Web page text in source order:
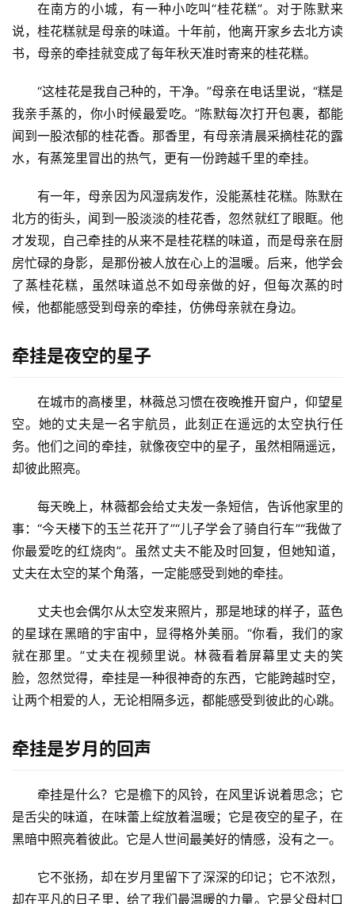
在南方的小城，有一种小吃叫“桂花糕”。对于陈默来
说，桂花糕就是母亲的味道。十年前，他离开家乡去北方读
书，母亲的牵挂就变成了每年秋天准时寄来的桂花糕。
“这桂花是我自己种的，干净。”母亲在电话里说，“糕是
我亲手蒸的，你小时候最爱吃。”陈默每次打开包裹，都能
闻到一股浓郁的桂花香。那香里，有母亲清晨采摘桂花的露
水，有蒸笼里冒出的热气，更有一份跨越千里的牵挂。
有一年，母亲因为风湿病发作，没能蒸桂花糕。陈默在
北方的街头，闻到一股淡淡的桂花香，忽然就红了眼眶。他
才发现，自己牵挂的从来不是桂花糕的味道，而是母亲在厨
房忙碌的身影，是那份被人放在心上的温暖。后来，他学会
了蒸桂花糕，虽然味道总不如母亲做的好，但每次蒸的时
候，他都能感受到母亲的牵挂，仿佛母亲就在身边。
牵挂是夜空的星子
在城市的高楼里，林薇总习惯在夜晚推开窗户，仰望星
空。她的丈夫是一名宇航员，此刻正在遥远的太空执行任
务。他们之间的牵挂，就像夜空中的星子，虽然相隔遥远，
却彼此照亮。
每天晚上，林薇都会给丈夫发一条短信，告诉他家里的
事：“今天楼下的玉兰花开了”“儿子学会了骑自行车”“我做了
你最爱吃的红烧肉”。虽然丈夫不能及时回复，但她知道，
丈夫在太空的某个角落，一定能感受到她的牵挂。
丈夫也会偶尔从太空发来照片，那是地球的样子，蓝色
的星球在黑暗的宇宙中，显得格外美丽。“你看，我们的家
就在那里。”丈夫在视频里说。林薇看着屏幕里丈夫的笑
脸，忽然觉得，牵挂是一种很神奇的东西，它能跨越时空，
让两个相爱的人，无论相隔多远，都能感受到彼此的心跳。
牵挂是岁月的回声
牵挂是什么？它是檐下的风铃，在风里诉说着思念；它
是舌尖的味道，在味蕾上绽放着温暖；它是夜空的星子，在
黑暗中照亮着彼此。它是人世间最美好的情感，没有之一。
它不张扬，却在岁月里留下了深深的印记；它不浓烈，
却在平凡的日子里，给了我们最温暖的力量。它是父母村口